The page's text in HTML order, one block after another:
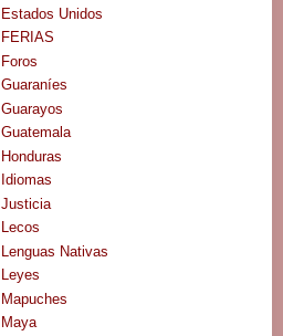
Estados Unidos
FERIAS
Foros
Guaraníes
Guarayos
Guatemala
Honduras
Idiomas
Justicia
Lecos
Lenguas Nativas
Leyes
Mapuches
Maya